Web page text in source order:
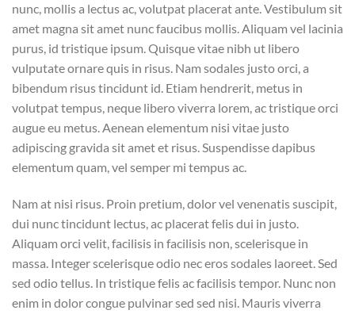
nunc, mollis a lectus ac, volutpat placerat ante. Vestibulum sit
amet magna sit amet nunc faucibus mollis. Aliquam vel lacinia
purus, id tristique ipsum. Quisque vitae nibh ut libero
vulputate ornare quis in risus. Nam sodales justo orci, a
bibendum risus tincidunt id. Etiam hendrerit, metus in
volutpat tempus, neque libero viverra lorem, ac tristique orci
augue eu metus. Aenean elementum nisi vitae justo
adipiscing gravida sit amet et risus. Suspendisse dapibus
elementum quam, vel semper mi tempus ac.
Nam at nisi risus. Proin pretium, dolor vel venenatis suscipit,
dui nunc tincidunt lectus, ac placerat felis dui in justo.
Aliquam orci velit, facilisis in facilisis non, scelerisque in
massa. Integer scelerisque odio nec eros sodales laoreet. Sed
sed odio tellus. In tristique felis ac facilisis tempor. Nunc non
enim in dolor congue pulvinar sed sed nisi. Mauris viverra